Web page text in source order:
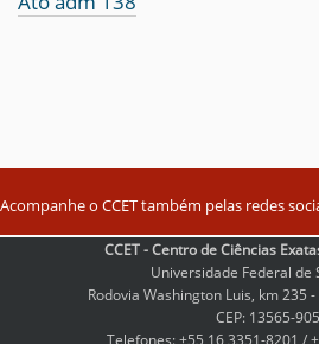
Acompanhe o CCET também pelas redes
CCET - Centro de Ciências
Universidade Federal de
Rodovia Washington Luis, km 235 -
CEP: 13565-905
Telefones: +55 16 3351-8201 /